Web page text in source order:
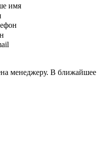
имя
менеджеру. В ближайшее